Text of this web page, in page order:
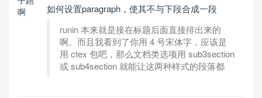
如何设置paragraph，使其不与下段合成一段
runin 本来就是接在标题后面直接排出来的
啊。而且我看到了你用 4 号宋体字，应该是
用 ctex 包吧，那么文档类选项用 sub3section
或 sub4section 就能让这两种样式的段落都